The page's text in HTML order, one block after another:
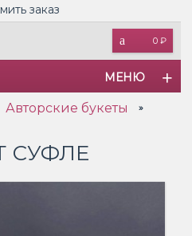
0 ₽
заказ
МЕНЮ
Авторские букеты »
СУФЛЕ